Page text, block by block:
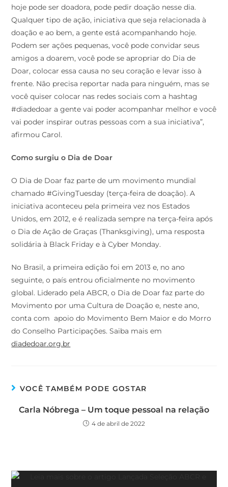
hoje pode ser doadora, pode pedir doação nesse dia.
Qualquer tipo de ação, iniciativa que seja relacionada à
doação e ao bem, a gente está acompanhando hoje.
Podem ser ações pequenas, você pode convidar seus
amigos a doarem, você pode se apropriar do Dia de
Doar, colocar essa causa no seu coração e levar isso à
frente. Não precisa reportar nada para ninguém, mas se
você quiser colocar nas redes sociais com a hashtag
#diadedoar a gente vai poder acompanhar melhor e você
vai poder inspirar outras pessoas com a sua iniciativa”,
afirmou Carol.
Como surgiu o Dia de Doar
O Dia de Doar faz parte de um movimento mundial
chamado #GivingTuesday (terça-feira de doação). A
iniciativa aconteceu pela primeira vez nos Estados
Unidos, em 2012, e é realizada sempre na terça-feira após
o Dia de Ação de Graças (Thanksgiving), uma resposta
solidária à Black Friday e à Cyber Monday.
No Brasil, a primeira edição foi em 2013 e, no ano
seguinte, o país entrou oficialmente no movimento
global. Liderado pela ABCR, o Dia de Doar faz parte do
Movimento por uma Cultura de Doação e, neste ano,
conta com apoio do Movimento Bem Maior e do Morro
do Conselho Participações. Saiba mais em
diadedoar.org.br
VOCÊ TAMBÉM PODE GOSTAR
Carla Nóbrega – Um toque pessoal na relação
4 de abril de 2022